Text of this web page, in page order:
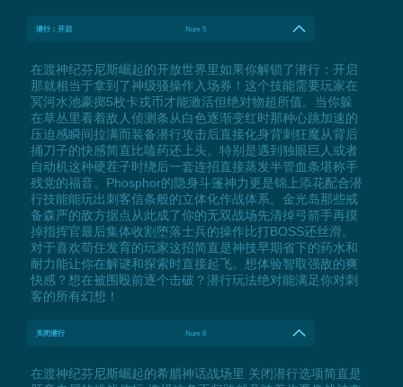
潜行：开启 Num 5
在渡神纪芬尼斯崛起的开放世界里如果你解锁了潜行：开启
那就相当于拿到了神级骚操作入场券！这个技能需要玩家在
冥河水池豪掷5枚卡戎币才能激活但绝对物超所值。当你躲
在草丛里看着敌人侦测条从白色逐渐变红时那种心跳加速的
压迫感瞬间拉满而装备潜行攻击后直接化身背刺狂魔从背后
捅刀子的快感简直比嗑药还上头。特别是遇到独眼巨人或者
自动机这种硬茬子时绕后一套连招直接蒸发半管血条堪称手
残党的福音。Phosphor的隐身斗篷神力更是锦上添花配合潜
行技能能玩出刺客信条般的立体化作战体系。金光岛那些戒
备森严的敌方据点从此成了你的无双战场先清掉弓箭手再摸
掉指挥官最后集体收割堕落士兵的操作比打BOSS还丝滑。
对于喜欢苟住发育的玩家这招简直是神技早期省下的药水和
耐力能让你在解谜和探索时直接起飞。想体验智取强敌的爽
快感？想在被围殴前逐个击破？潜行玩法绝对能满足你对刺
客的所有幻想！
关闭潜行 Num 6
在渡神纪芬尼斯崛起的希腊神话战场里 关闭潜行选项简直是